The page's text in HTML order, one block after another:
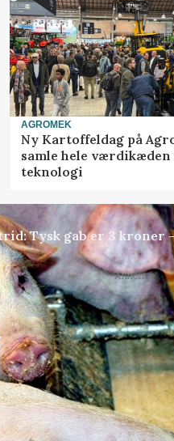
AGROMEK
Ny Kartoffeldag på
samle hele værdikæden
teknologi
Tysk gab er 3 kroner
Annonce
81ledige stillinger
/ Trainee